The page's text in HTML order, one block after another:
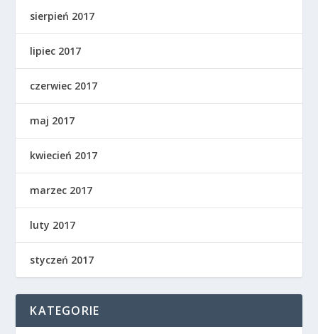
sierpień 2017
lipiec 2017
czerwiec 2017
maj 2017
kwiecień 2017
marzec 2017
luty 2017
styczeń 2017
KATEGORIE